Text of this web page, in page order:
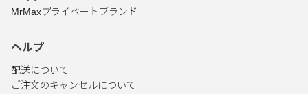
MrMaxプライベートブランド
ヘルプ
配送について
ご注文のキャンセルについて